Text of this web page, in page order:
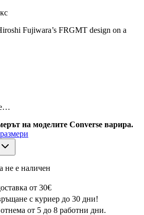
Fujiwara’s FRGMT design on a
на моделите Converse варира.
не е наличен
от 30€
с куриер до 30 дни!
от 5 до 8 работни дни.